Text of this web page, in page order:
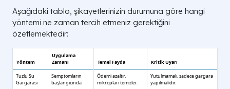
Aşağıdaki tablo, şikayetlerinizin durumuna göre hangi
yöntemi ne zaman tercih etmeniz gerektiğini
özetlemektedir: